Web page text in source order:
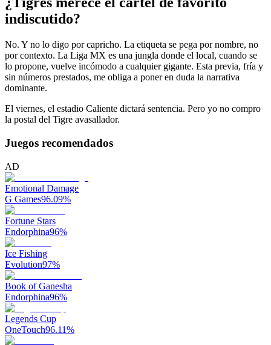
indiscutido?
No. Y no lo digo por capricho. La etiqueta se pega por nombre, no
por contexto. La Liga MX es una jungla donde el local, cuando se
lo propone, vuelve incómodo a cualquier gigante. Esta previa, fría y
sin números prestados, me obliga a poner en duda la narrativa
dominante.
El viernes, el estadio Caliente dictará sentencia. Pero yo no compro
la postal del Tigre avasallador.
Juegos recomendados
AD
Emotional Damage
G Games96.09%
Fortune Stars
Endorphina96%
Ice Fishing
Evolution97%
Book of Ganesha
Endorphina96%
Legends Cup
OneTouch96.11%